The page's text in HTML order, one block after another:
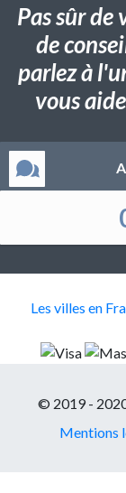
Pas sûr de
de
parlez à
vous
Les villes en
© 2019 -
Mentions